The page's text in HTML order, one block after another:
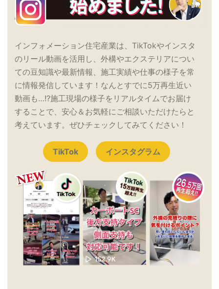
インフォメーション住宅産業は、TikTokやインスタ
のリール動画を活用し、外構やエクステリアについ
ての豆知識や最新情報、施工実績や仕事の様子を常
に情報発信しています！なんとすでに5万再生近い
動画も…!?施工現場の様子をリアルタイムでお届け
することで、安心＆お気軽にご相談いただけたらと
考えています。ぜひチェックしてみてください！
TikTok インスタグラム